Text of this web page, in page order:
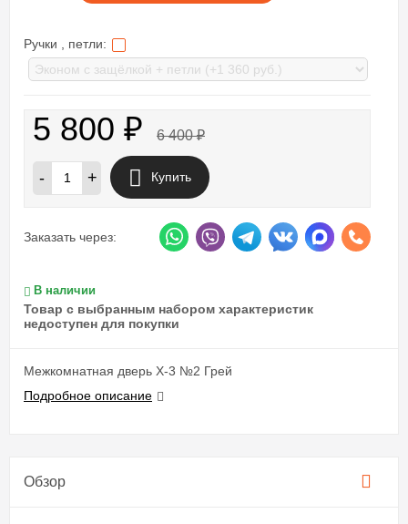
Ручки , петли:
5 800 ₽ 6 400₽
- + Купить
Заказать через:
В наличии
Товар с выбранным набором характеристик
недоступен для покупки
Межкомнатная дверь X-3 №2 Грей
Подробное описание
Обзор